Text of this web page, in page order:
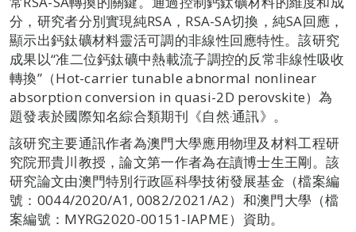
分，研究者分別實現純RSA，RSA-SA切換，純SA回應，
顯示出鈣鈦礦材料靈活可調的非線性回應特性。該研究
成果以“准二位鈣鈦礦中熱載流子調控的反常非線性吸收
轉換”（Hot-carrier tunable abnormal nonlinear
absorption conversion in quasi-2D perovskite）為
題發表於國際知名綜合類期刊《自然‧通訊》。
該研究主要通訊作者為澳門大學應用物理及材料工程研
究院邢貴川教授，論文第一作者為在讀博士生王剛。該
研究論文由澳門特別行政區科學技術發展基金（檔案編
號：0044/2020/A1, 0082/2021/A2）和澳門大學（檔
案編號：MYRG2020-00151-IAPME）資助。